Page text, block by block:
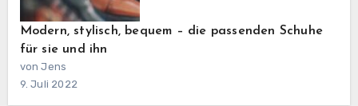
Modern, stylisch, bequem – die passenden Schuhe
für sie und ihn
von Jens
9. Juli 2022